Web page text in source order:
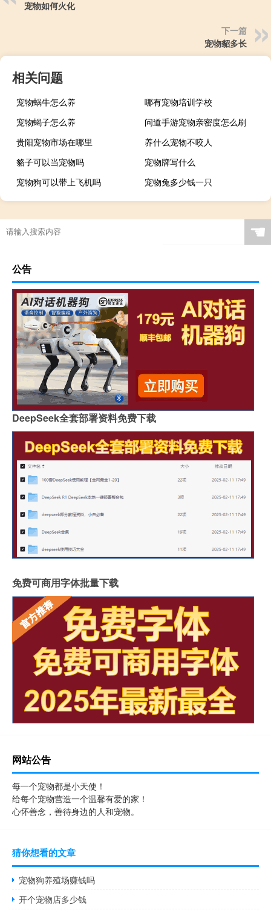
宠物如何火化
下一篇
宠物貂多长
相关问题
宠物蜗牛怎么养
哪有宠物培训学校
宠物蝎子怎么养
问道手游宠物亲密度怎么刷
贵阳宠物市场在哪里
养什么宠物不咬人
貉子可以当宠物吗
宠物牌写什么
宠物狗可以带上飞机吗
宠物兔多少钱一只
☚
公告
DeepSeek全套部署资料免费下载
免费可商用字体批量下载
网站公告
每一个宠物都是小天使！
给每个宠物营造一个温馨有爱的家！
心怀善念，善待身边的人和宠物。
猜你想看的文章
宠物狗养殖场赚钱吗
开个宠物店多少钱